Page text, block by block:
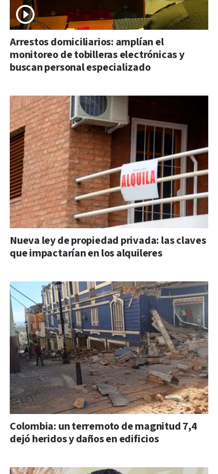
Arrestos domiciliarios: amplían el
monitoreo de tobilleras electrónicas y
buscan personal especializado
Nueva ley de propiedad privada: las claves
que impactarían en los alquileres
Colombia: un terremoto de magnitud 7,4
dejó heridos y daños en edificios